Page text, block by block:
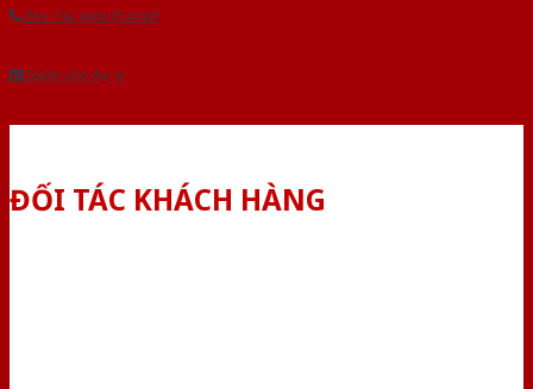
Yêu cầu gọi lại (3 phút)
Dành cho đại lý
ĐỐI TÁC KHÁCH HÀNG